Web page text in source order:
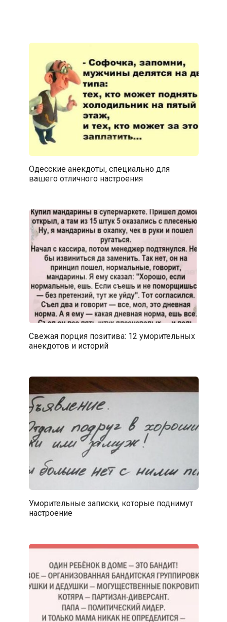
Одесские анекдоты, специально для
вашего отличного настроения
Свежая порция позитива: 12 уморительных
анекдотов и историй
Уморительные записки, которые поднимут
настроение